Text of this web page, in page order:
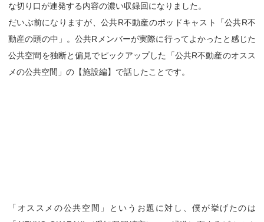
な切り口が連発する内容の濃い収録回になりました。
だいぶ前になりますが、公共R不動産のポッドキャスト「公共R不
動産の頭の中」。公共Rメンバーが実際に行ってよかったと感じた
公共空間を独断と偏見でピックアップした「公共R不動産のオスス
メの公共空間」の【施設編】で話したことです。
「オススメの公共空間」というお題に対し、僕が挙げたのは